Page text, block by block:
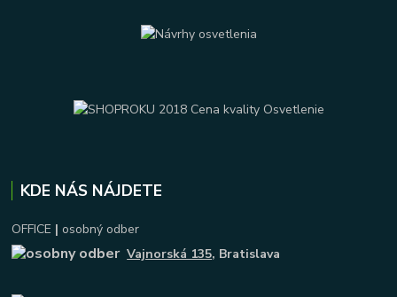
KDE NÁS NÁJDETE
OFFICE | osobný odber
Vajnorská 135, Bratislava